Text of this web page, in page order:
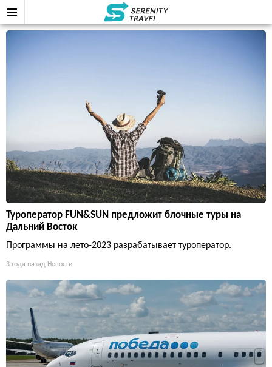
Туроператор FUN&SUN предложит блочные туры на
Дальний Восток
Программы на лето-2023 разрабатывает туроператор.
3 года назад Новости